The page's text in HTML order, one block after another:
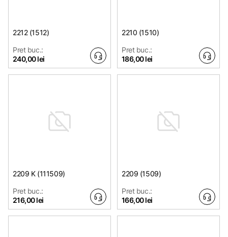
2212 (1512)
Pret buc.:
240,00 lei
2210 (1510)
Pret buc.:
186,00 lei
2209 K (111509)
Pret buc.:
216,00 lei
2209 (1509)
Pret buc.:
166,00 lei